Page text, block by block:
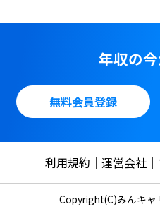
年収の
無料会員登録
利用規約 運営会社
Copyright(C)みんキャ